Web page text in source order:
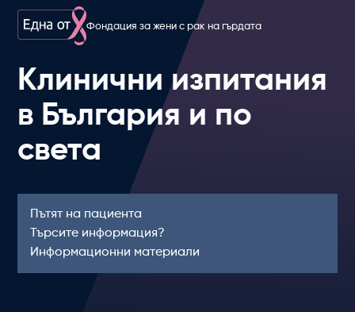
Фондация за жени с рак на гърдата
Клинични изпитания
в България и по
света
Пътят на пациента
Търсите информация?
Информационни материали